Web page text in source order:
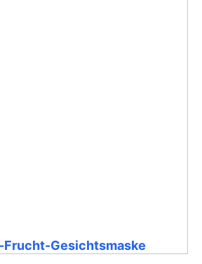
Frucht-Gesichtsmaske